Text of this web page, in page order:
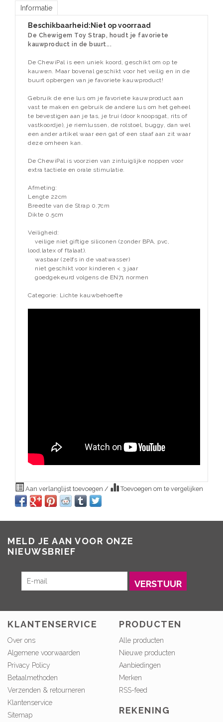
Informatie
Beschikbaarheid:Niet op voorraad
De Chewigem Toy Strap, houdt je favoriete
kauwproduct in de buurt...
De ChewiPal is een uniek koord, geschikt om op te
kauwen. Maar bovenal geschikt voor het veilig en in de
buurt opbergen van je favoriete kauwproduct!
Gebruik de ene lus om je favoriete kauwproduct aan
vast te maken en gebruik de andere lus om het geheel
te bevestigen aan je tas, je trui (door knoopsgat, rits of
vastkoordje), je riemlussen, de rolstoel, buggy, dan wel
een ander artikel waar een gat of een staaf aan zit waar
deze omheen kan.
De ChewiPal is voorzien van zintuiglijke noppen voor
extra tactiele en orale stimulatie.
Afmeting:
Lengte 22cm
Breedte van de Strap 0.7cm
Dikte 0.5cm
Veiligheid:
veilige niet giftige siliconen (zonder BPA, pvc,
lood,latex of ftalaat).
wasbaar (zelfs in de vaatwasser)
niet geschikt voor kinderen < 3 jaar
goedgekeurd volgens de EN71 normen
Categorie: Lichte kauwbehoefte
Aan verlanglijst toevoegen / Toevoegen om te vergelijken
MELD JE AAN VOOR ONZE
NIEUWSBRIEF
VERSTUUR
KLANTENSERVICE
Over ons
Algemene voorwaarden
Privacy Policy
Betaalmethoden
Verzenden & retourneren
Klantenservice
Sitemap
PRODUCTEN
Alle producten
Nieuwe producten
Aanbiedingen
Merken
RSS-feed
REKENING